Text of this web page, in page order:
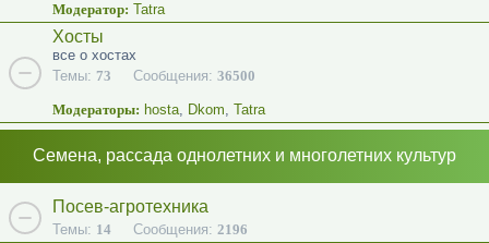
Модератор: Tatra
Хосты
все о хостах
Темы: 73 Сообщения: 36500
Модераторы: hosta, Dkom, Tatra
Семена, рассада однолетних и многолетних культур
Посев-агротехника
Темы: 14 Сообщения: 2196